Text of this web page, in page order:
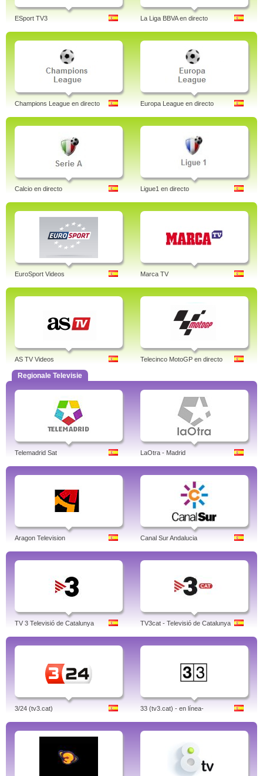
ESport TV3 La Liga BBVA en directo
Champions League en directo Europa League en directo
Calcio en directo Ligue1 en directo
EuroSport Videos Marca TV
AS TV Videos Telecinco MotoGP en directo
Regionale Televisie
Telemadrid Sat LaOtra - Madrid
Aragon Television Canal Sur Andalucia
TV 3 Televisió de Catalunya TV3cat - Televisió de Catalunya
3/24 (tv3.cat) 33 (tv3.cat) - en línea-